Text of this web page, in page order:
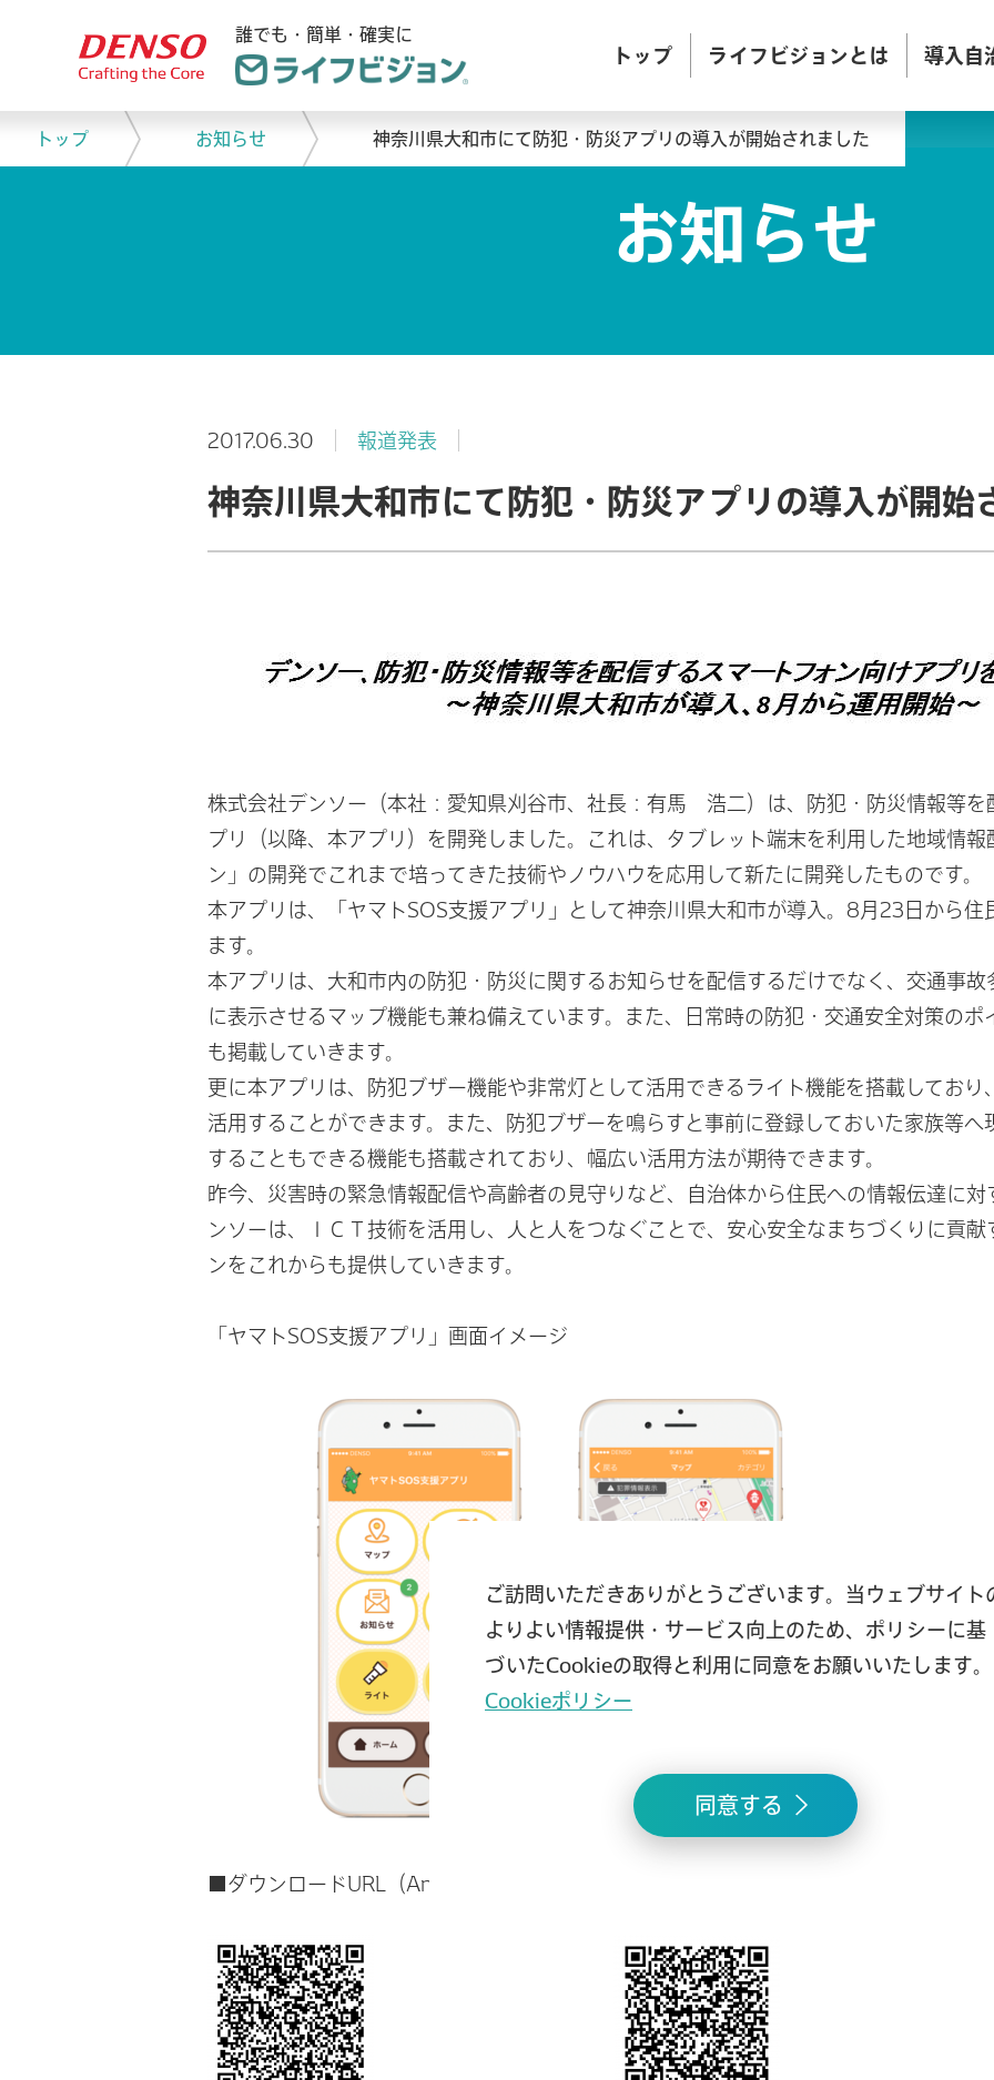
誰でも・簡単・確実に
トップ ライフビジョンとは 導入自
トップ お知らせ 神奈川県大和市にて防犯・防災アプリの導入が開始されました
お知らせ
2017.06.30 報道発表
神奈川県大和市にて防犯・防災アプリの導入が開始
株式会社デンソー（本社：愛知県刈谷市、社長：有馬 浩二）は、防犯・防災情報等を
プリ（以降、本アプリ）を開発しました。これは、タブレット端末を利用した地域情
ン」の開発でこれまで培ってきた技術やノウハウを応用して新たに開発したものです。
本アプリは、「ヤマトSOS支援アプリ」として神奈川県大和市が導入。8月23日から住
ます。
本アプリは、大和市内の防犯・防災に関するお知らせを配信するだけでなく、交通事
に表示させるマップ機能も兼ね備えています。また、日常時の防犯・交通安全対策の
も掲載していきます。
更に本アプリは、防犯ブザー機能や非常灯として活用できるライト機能を搭載してお
活用することができます。また、防犯ブザーを鳴らすと事前に登録しておいた家族等
することもできる機能も搭載されており、幅広い活用方法が期待できます。
昨今、災害時の緊急情報配信や高齢者の見守りなど、自治体から住民への情報伝達に
ンソーは、ＩＣＴ技術を活用し、人と人をつなぐことで、安心安全なまちづくりに貢
ンをこれからも提供していきます。
「ヤマトSOS支援アプリ」画面イメージ
■ダウンロードURL（Android） ■ダウンロードURL（iOS）
ご訪問いただきありがとうございます。当ウェブサイト
よりよい情報提供・サービス向上のため、ポリシーに基
づいたCookieの取得と利用に同意をお願いいたします。
Cookieポリシー
同意する